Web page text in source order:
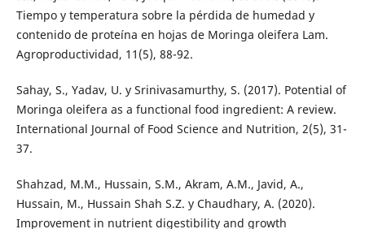
Tiempo y temperatura sobre la pérdida de humedad y
contenido de proteína en hojas de Moringa oleifera Lam.
Agroproductividad, 11(5), 88-92.
Sahay, S., Yadav, U. y Srinivasamurthy, S. (2017). Potential of
Moringa oleifera as a functional food ingredient: A review.
International Journal of Food Science and Nutrition, 2(5), 31-
37.
Shahzad, M.M., Hussain, S.M., Akram, A.M., Javid, A.,
Hussain, M., Hussain Shah S.Z. y Chaudhary, A. (2020).
Improvement in nutrient digestibility and growth